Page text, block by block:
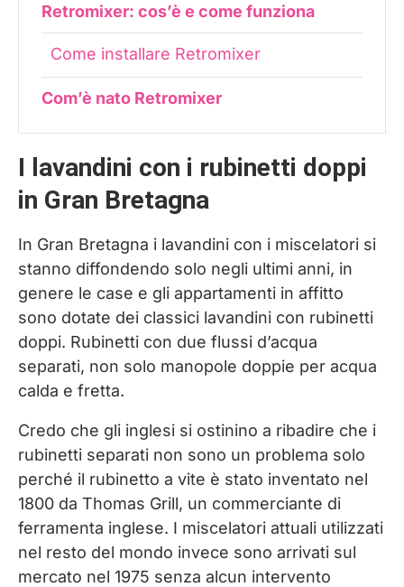
Retromixer: cos’è e come funziona
Come installare Retromixer
Com’è nato Retromixer
I lavandini con i rubinetti doppi
in Gran Bretagna
In Gran Bretagna i lavandini con i miscelatori si
stanno diffondendo solo negli ultimi anni, in
genere le case e gli appartamenti in affitto
sono dotate dei classici lavandini con rubinetti
doppi. Rubinetti con due flussi d’acqua
separati, non solo manopole doppie per acqua
calda e fretta.
Credo che gli inglesi si ostinino a ribadire che i
rubinetti separati non sono un problema solo
perché il rubinetto a vite è stato inventato nel
1800 da Thomas Grill, un commerciante di
ferramenta inglese. I miscelatori attuali utilizzati
nel resto del mondo invece sono arrivati sul
mercato nel 1975 senza alcun intervento